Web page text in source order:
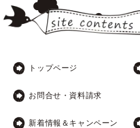
トップページ
お問合せ・資料請求
新着情報＆キャンペーン